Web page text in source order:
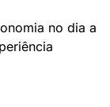
no dia a